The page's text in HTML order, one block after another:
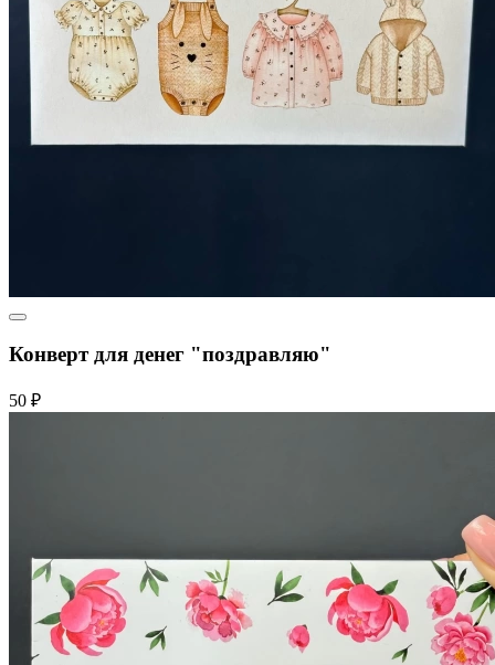
Конверт для денег "поздравляю"
50 ₽